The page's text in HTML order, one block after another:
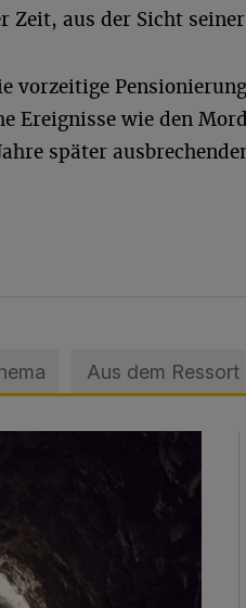
Zeit, aus der Sicht
vorzeitige
Ereignisse wie den
später
Aus dem Ressort